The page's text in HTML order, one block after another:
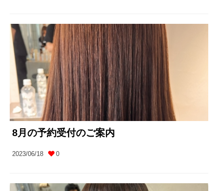
8月の予約受付のご案内
2023/06/18 0